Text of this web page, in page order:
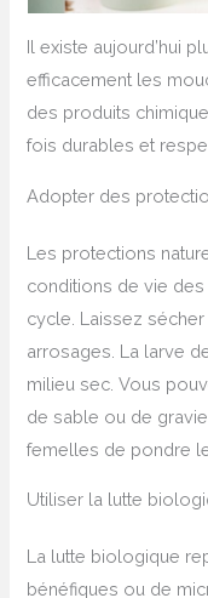
Il existe aujourd’hui
efficacement les
des produits
fois durables et
Adopter des
Les protections
conditions de vie des
cycle. Laissez
arrosages. La larve
milieu sec. Vous
de sable ou de
femelles de pondre
Utiliser la lutte
La lutte biologique
bénéfiques ou de